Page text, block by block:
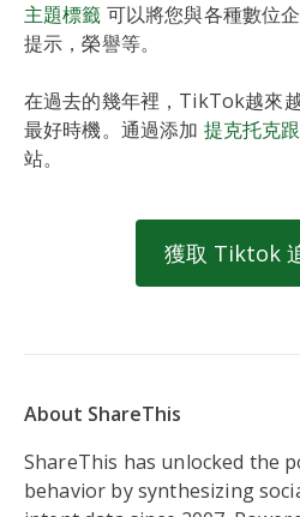
主題標籤 可以將您與各種數位
提示，榮譽等。
在過去的幾年裡，TikTok越來
最好時機。通過添加 提克托克
站。
獲取 Tiktok
About ShareThis
ShareThis has unlocked the
behavior by synthesizing